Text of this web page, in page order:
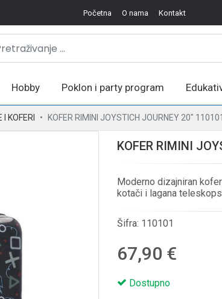
Početna O nama Kontakt
Hobby Poklon i party program
KOFERI KOFER RIMINI JOYSTICH JOURNEY 20" 110101
KOFER RIMINI
Moderno dizajniran
kotači i lagana
Šifra: 110101
67,90 €
Dostupno